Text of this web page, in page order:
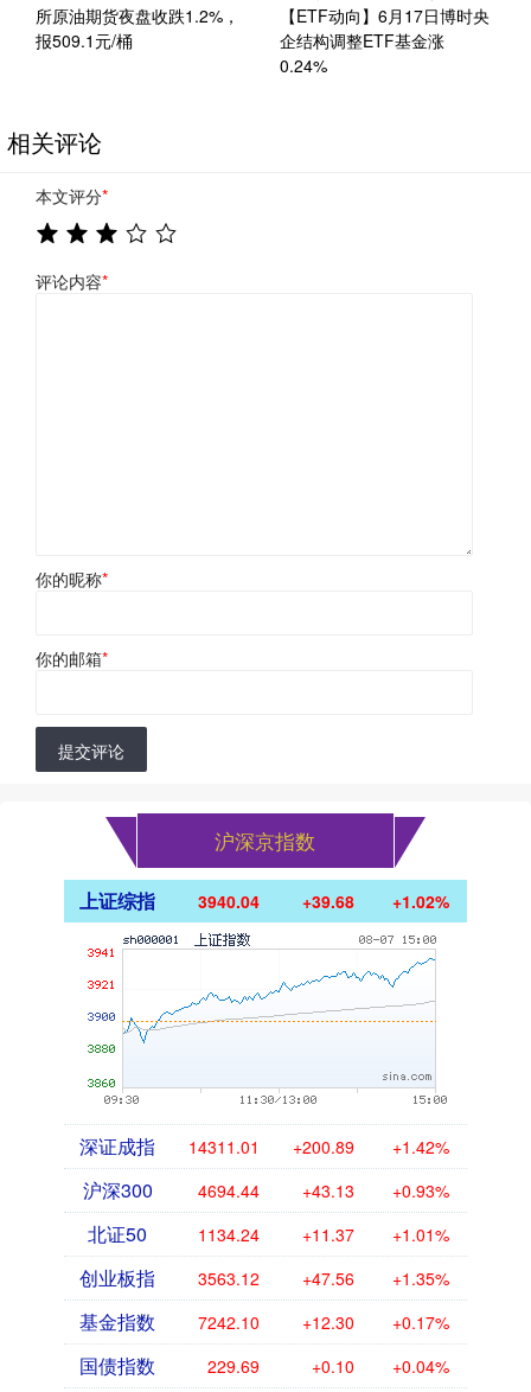
所原油期货夜盘收跌1.2%，
报509.1元/桶
【ETF动向】6月17日博时央
企结构调整ETF基金涨
0.24%
相关评论
本文评分*
评论内容*
你的昵称*
你的邮箱*
提交评论
沪深京指数
上证综指 3940.04 +39.68 +1.02%
深证成指 14311.01 +200.89 +1.42%
沪深300 4694.44 +43.13 +0.93%
北证50 1134.24 +11.37 +1.01%
创业板指 3563.12 +47.56 +1.35%
基金指数 7242.10 +12.30 +0.17%
国债指数 229.69 +0.10 +0.04%